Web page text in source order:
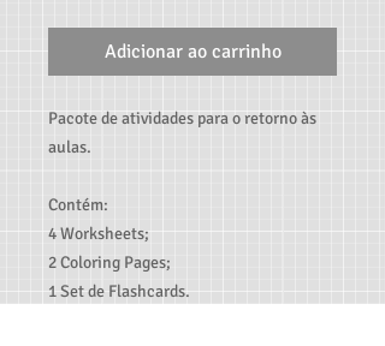
Adicionar ao carrinho
Pacote de atividades para o retorno às
aulas.
Contém:
4 Worksheets;
2 Coloring Pages;
1 Set de Flashcards.